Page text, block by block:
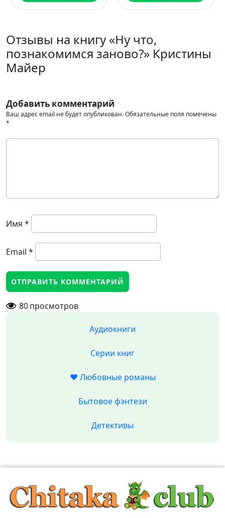
Отзывы на книгу «Ну что,
познакомимся заново?» Кристины
Майер
Добавить комментарий
Ваш адрес email не будет опубликован.Обязательные поля помечены
*
Имя *
Email *
80просмотров
Аудиокниги
Серии книг
❤️ Любовные романы
Бытовое фэнтези
Детективы